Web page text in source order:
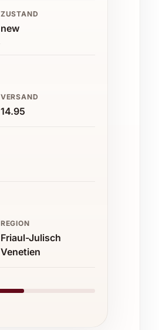
ZUSTAND
new
VERSAND
14.95
REGION
Friaul-Julisch
Venetien